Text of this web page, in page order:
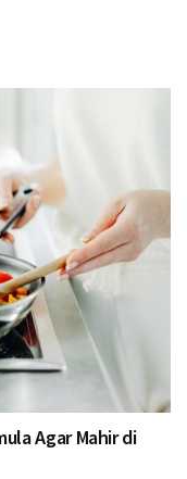
Agar Mahir di